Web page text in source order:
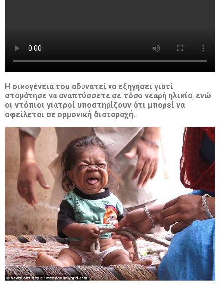
Η οικογένειά του αδυνατεί να εξηγήσει γιατί
σταμάτησε να αναπτύσσετε σε τόσο νεαρή ηλικία, ενώ
οι ντόπιοι γιατροί υποστηρίζουν ότι μπορεί να
οφείλεται σε ορμονική διαταραχή.